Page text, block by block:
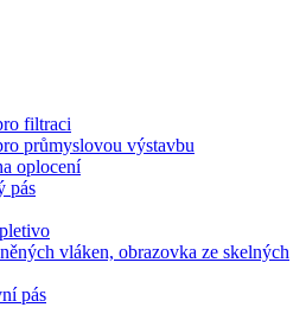
filtraci
průmyslovou výstavbu
oplocení
pás
vláken, obrazovka ze skelných
pás